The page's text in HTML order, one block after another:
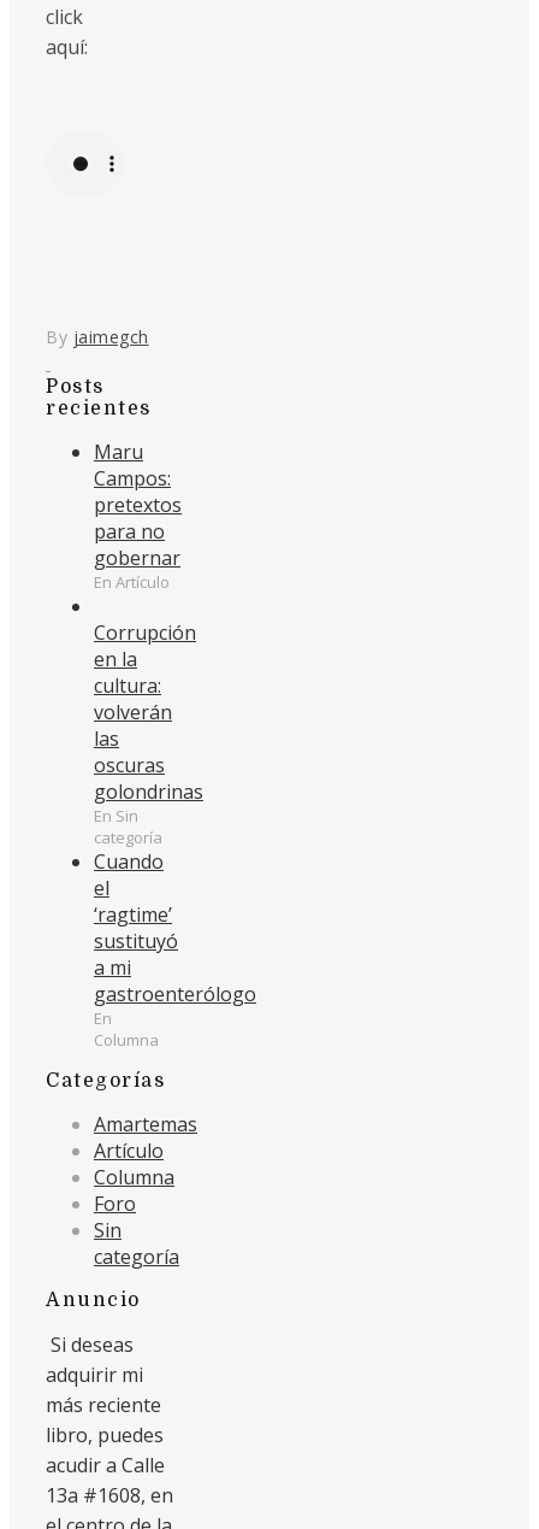
click
aquí:
By jaimegch
Posts
recientes
Maru
Campos:
pretextos
para no
gobernar
En Artículo
Corrupción
en la
cultura:
volverán
las
oscuras
golondrinas
En Sin
categoría
Cuando
el
‘ragtime’
sustituyó
a mi
gastroenterólogo
En
Columna
Categorías
Amartemas
Artículo
Columna
Foro
Sin
categoría
Anuncio
Si deseas
adquirir mi
más reciente
libro, puedes
acudir a Calle
13a #1608, en